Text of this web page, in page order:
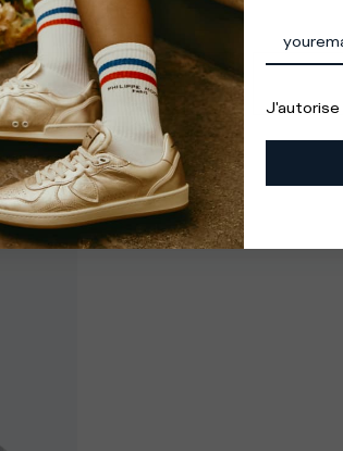
VAS EN
ÉTATS-UNIS
les pays
J'autorise